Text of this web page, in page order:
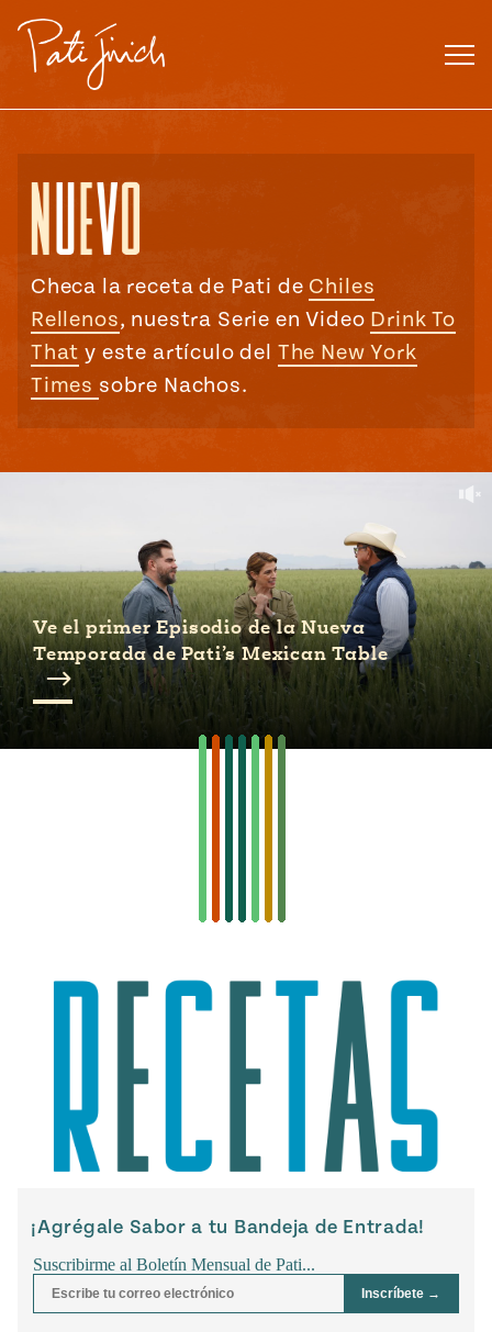
contenido
Postres
Clásicos
Mexicanos
Calientitas
Pascua
Judío –
Mexicana
Kitchens
Nuevo
113:
Envueltos
#MustEat
Pati's
Mexican
Table
ENGLISH •ESPAÑOL
Checa la receta de Pati de Chiles
Rellenos, nuestra Serie en Video Drink To
That y este artículo del The New York
Times sobre Nachos.
Ve el primer Episodio de la Nueva
Temporada de Pati’s Mexican Table
¡Agrégale Sabor a tu Bandeja de Entrada!